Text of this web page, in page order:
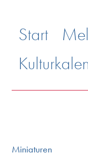
Start
Miniaturen